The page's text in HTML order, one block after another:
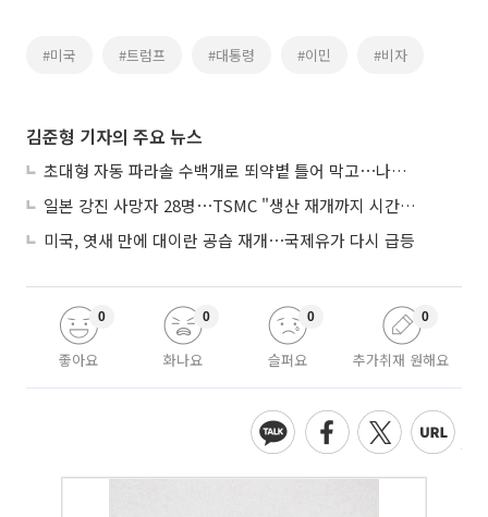
#미국 #트럼프 #대통령 #이민 #비자
김준형 기자의 주요 뉴스
초대형 자동 파라솔 수백개로 뙤약볕 틀어 막고⋯나라별 폭염 생존법
일본 강진 사망자 28명⋯TSMC "생산 재개까지 시간 필요해"
미국, 엿새 만에 대이란 공습 재개⋯국제유가 다시 급등
좋아요
0
화나요
0
슬퍼요
0
추가취재 원해요
0